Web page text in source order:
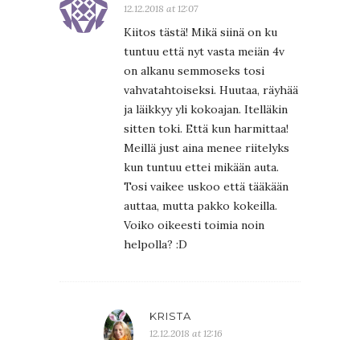
12.12.2018 at 12:07
Kiitos tästä! Mikä siinä on ku
tuntuu että nyt vasta meiän 4v
on alkanu semmoseks tosi
vahvatahtoiseksi. Huutaa, räyhää
ja läikkyy yli kokoajan. Itelläkin
sitten toki. Että kun harmittaa!
Meillä just aina menee riitelyks
kun tuntuu ettei mikään auta.
Tosi vaikee uskoo että tääkään
auttaa, mutta pakko kokeilla.
Voiko oikeesti toimia noin
helpolla? :D
KRISTA
12.12.2018 at 12:16